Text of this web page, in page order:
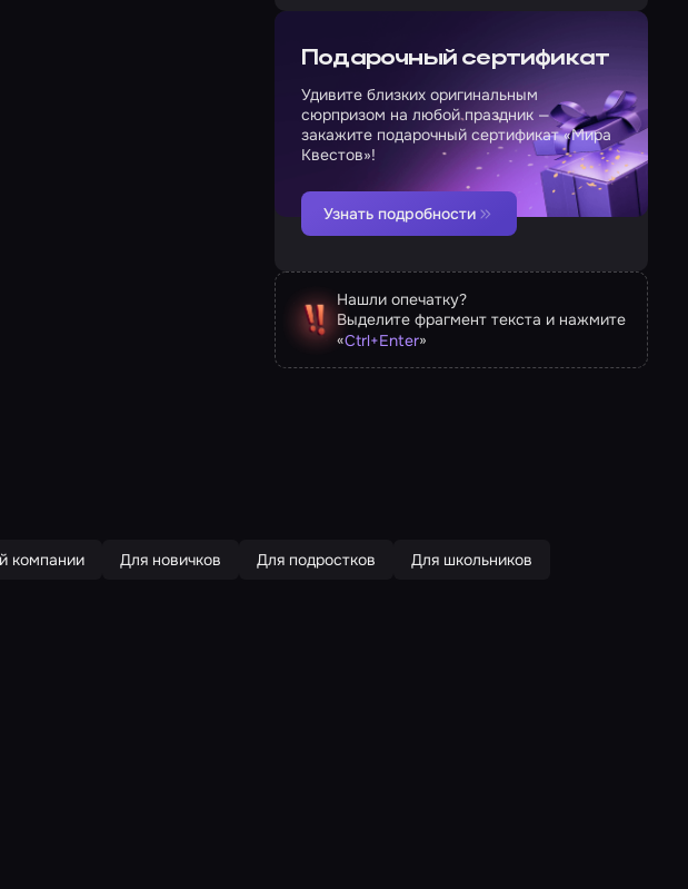
Подарочный сертификат
Удивите близких оригинальным
сюрпризом на любой праздник —
закажите подарочный сертификат «Мира
Квестов»!
Узнать подробности
Нашли опечатку?
Выделите фрагмент текста и нажмите
«Ctrl+Enter»
компании Для новичков Для подростков Для школьников